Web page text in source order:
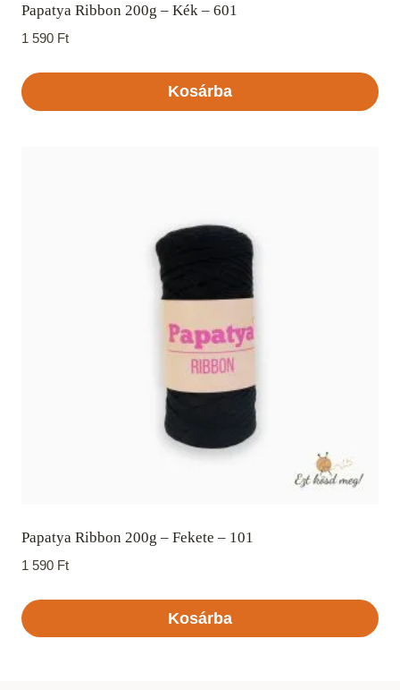
Papatya Ribbon 200g – Kék – 601
1 590 Ft
Kosárba
Papatya Ribbon 200g – Fekete – 101
1 590 Ft
Kosárba